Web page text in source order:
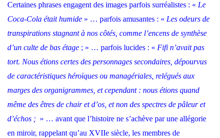
Certaines phrases engagent des images parfois surréalistes : « Le
Coca-Cola était humide » … parfois amusantes : « Les odeurs de
transpirations stagnant à nos côtés, comme l’encens de synthèse
d’un culte de bas étage ; » … parfois lucides : « Fifi n’avait pas
tort. Nous étions certes des personnages secondaires, dépourvus
de caractéristiques héroïques ou managériales, relégués aux
marges des organigrammes, et cependant : nous étions quand
même des êtres de chair et d’os, et non des spectres de pâleur et
d’échos ; » … avant que l’histoire ne s’achève par une allégorie
en miroir, rappelant qu’au XVIIe siècle, les membres de